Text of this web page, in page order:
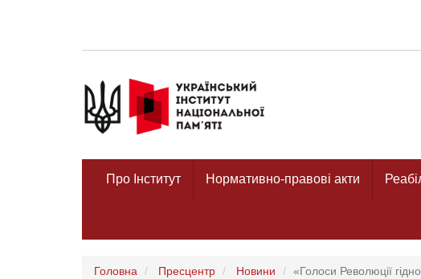
Про Інститут Нормативно-правові акти
Головна Пресцентр Новини «Голоси Революції